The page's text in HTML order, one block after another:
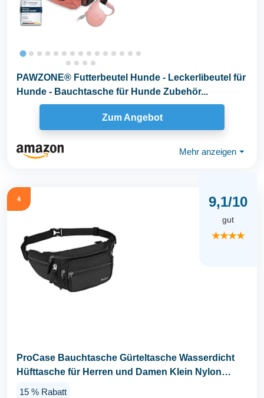
PAWZONE® Futterbeutel Hunde - Leckerlibeutel für
Hunde - Bauchtasche für Hunde Zubehör...
Zum Angebot
Mehr anzeigen ⏷
4 9,1/10
gut
★★★★
ProCase Bauchtasche Gürteltasche Wasserdicht
Hüfttasche für Herren und Damen Klein Nylon
15 % Rabatt